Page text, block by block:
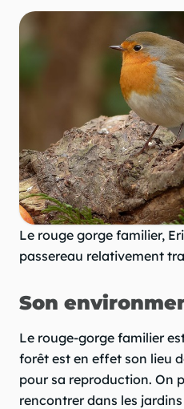
Le rouge gorge familier,
passereau relativement
Son
Le rouge-gorge familier
forêt est en effet son lieu
pour sa reproduction. On
rencontrer dans les